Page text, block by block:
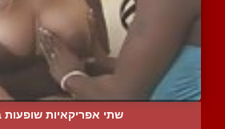
שתי אפריקאיות